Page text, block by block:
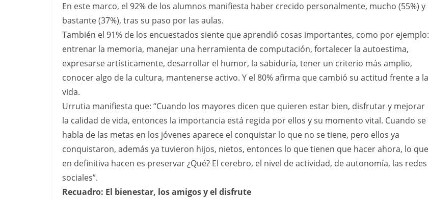
En este marco, el 92% de los alumnos manifiesta haber crecido personalmente, mucho (55%) y
bastante (37%), tras su paso por las aulas.
También el 91% de los encuestados siente que aprendió cosas importantes, como por ejemplo:
entrenar la memoria, manejar una herramienta de computación, fortalecer la autoestima,
expresarse artísticamente, desarrollar el humor, la sabiduría, tener un criterio más amplio,
conocer algo de la cultura, mantenerse activo. Y el 80% afirma que cambió su actitud frente a la
vida.
Urrutia manifiesta que: “Cuando los mayores dicen que quieren estar bien, disfrutar y mejorar
la calidad de vida, entonces la importancia está regida por ellos y su momento vital. Cuando se
habla de las metas en los jóvenes aparece el conquistar lo que no se tiene, pero ellos ya
conquistaron, además ya tuvieron hijos, nietos, entonces lo que tienen que hacer ahora, lo que
en definitiva hacen es preservar ¿Qué? El cerebro, el nivel de actividad, de autonomía, las redes
sociales”.
Recuadro: El bienestar, los amigos y el disfrute